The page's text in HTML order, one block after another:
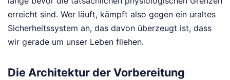
erreicht sind. Wer läuft, kämpft also gegen ein uraltes
Sicherheitssystem an, das davon überzeugt ist, dass
wir gerade um unser Leben fliehen.
Die Architektur der Vorbereitung